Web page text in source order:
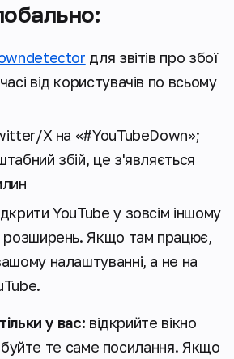
для звітів про збої
від користувачів по всьому
X на «#YouTubeDown»;
збій, це з'являється
YouTube у зовсім іншому
розширень. Якщо там працює,
налаштуванні, а не на
у вас: відкрийте вікно
те саме посилання. Якщо